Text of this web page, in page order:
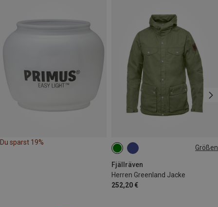
Du sparst 19%
Größen
Fjällräven
Herren Greenland Jacke
252,20 €
S M